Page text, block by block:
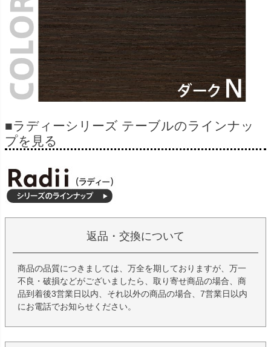
■ラディーシリーズ テーブルのラインナッ
プを見る
返品・交換について
商品の品質につきましては、万全を期しておりますが、万一
不良・破損などがございましたら、取り寄せ商品の場合、商
品到着後3営業日以内、それ以外の商品の場合、7営業日以内
にお電話でお知らせください。